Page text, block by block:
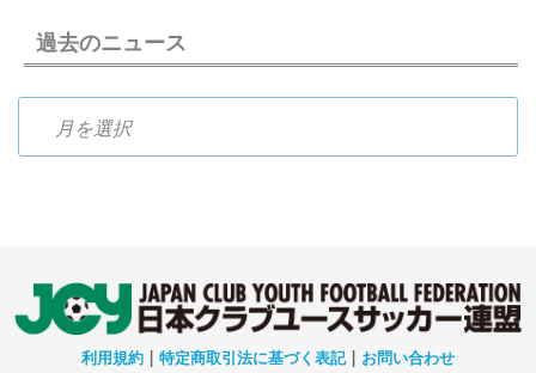
過去のニュース
過去のニュース
利用規約 | 特定商取引法に基づく表記| お問い合わせ